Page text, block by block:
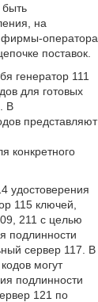
быть
на
фирмы-оператора
поставок.
генератор 111
для готовых
В
представляют
конкретного
удостоверения
115 ключей,
211 с целью
подлинности
сервер 117. В
могут
подлинности
121 по